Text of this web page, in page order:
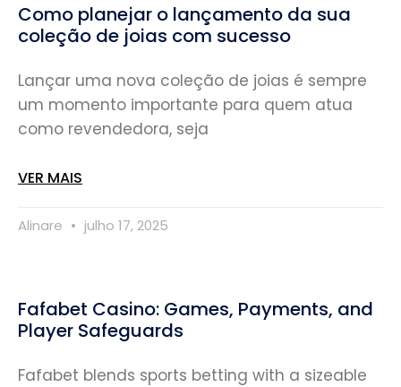
Como planejar o lançamento da sua
coleção de joias com sucesso
Lançar uma nova coleção de joias é sempre
um momento importante para quem atua
como revendedora, seja
VER MAIS
Alinare julho 17, 2025
Fafabet Casino: Games, Payments, and
Player Safeguards
Fafabet blends sports betting with a sizeable